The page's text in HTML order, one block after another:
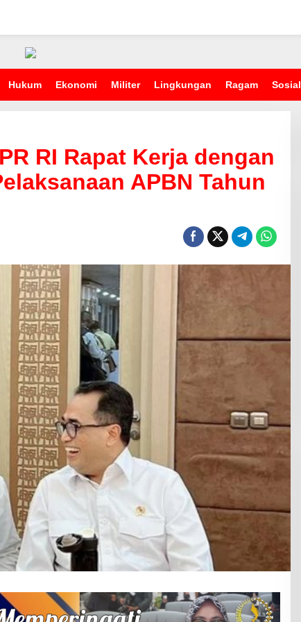
Hukum Ekonomi Militer Lingkungan Ragam Sosial
RI Rapat Kerja dengan
APBN Tahun